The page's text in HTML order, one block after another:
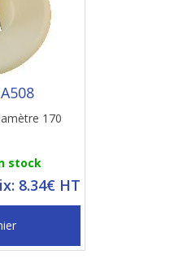
170
stock
8.34€ HT